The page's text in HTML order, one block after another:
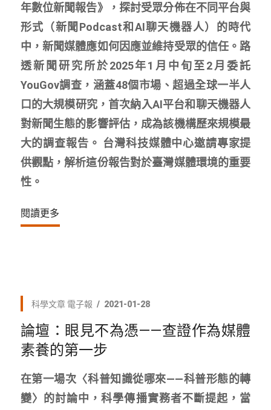
年數位新聞報告》，探討受眾分佈在不同平台與
形式（新聞Podcast和AI聊天機器人）的時代
中，新聞媒體應如何因應並維持受眾的信任。路
透新聞研究所於2025年1月中旬至2月委託
YouGov調查，涵蓋48個市場、超過全球一半人
口的大規模研究，首次納入AI平台和聊天機器人
對新聞生態的影響評估，成為該機構歷來規模最
大的調查報告。 台灣科技媒體中心邀請專家提
供觀點，解析這份報告對於臺灣媒體環境的重要
性。
閱讀更多
科學文章 電子報 2021-01-28
論壇：眼見不為憑——查證作為媒體
素養的第一步
在第一場次〈科普知識從哪來——科普形態的轉
變〉的討論中，科學傳播實務者不斷提起，當